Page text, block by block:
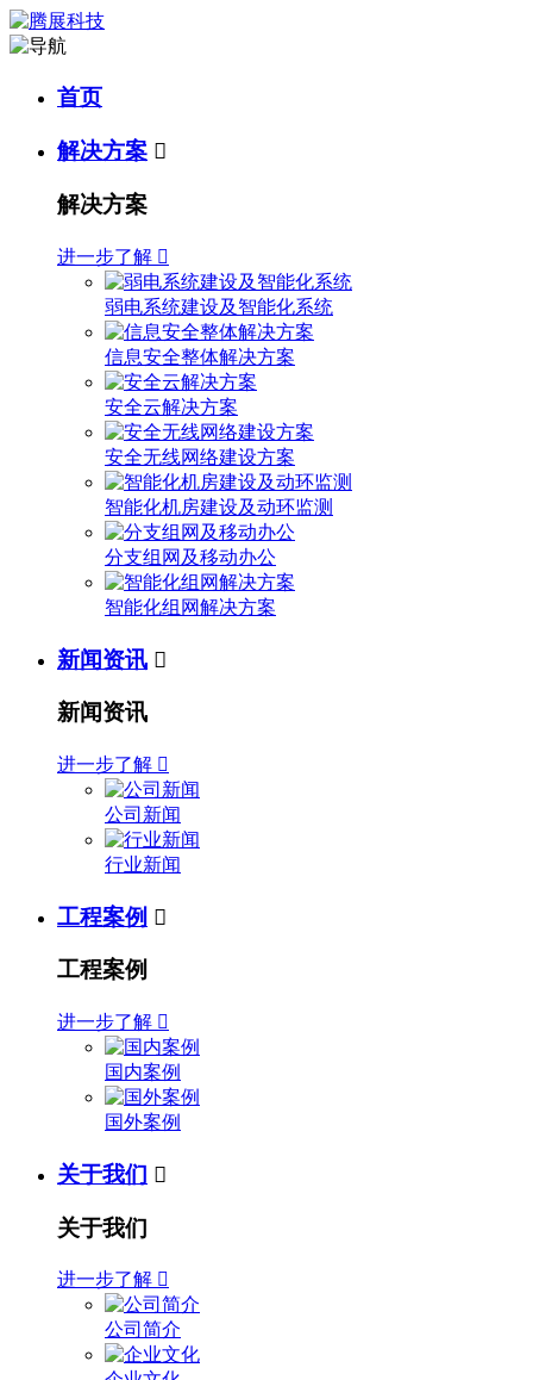
首页
解决方案 
解决方案
进一步了解 
弱电系统建设及智能化系统
信息安全整体解决方案
安全云解决方案
安全无线网络建设方案
智能化机房建设及动环监测
分支组网及移动办公
智能化组网解决方案
新闻资讯 
新闻资讯
进一步了解 
公司新闻
行业新闻
工程案例 
工程案例
进一步了解 
国内案例
国外案例
关于我们 
关于我们
进一步了解 
公司简介